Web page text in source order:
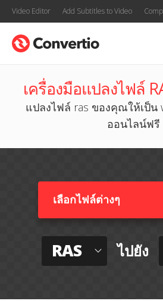
Video Editor Add Subtitles to Video
เครื่องมือแปลงไฟล์
แปลงไฟล์ ras ของคุณให้เป็น
ออนไลน์ฟรี
เลือกไฟล์ต่างๆ​
RAS ไปยัง